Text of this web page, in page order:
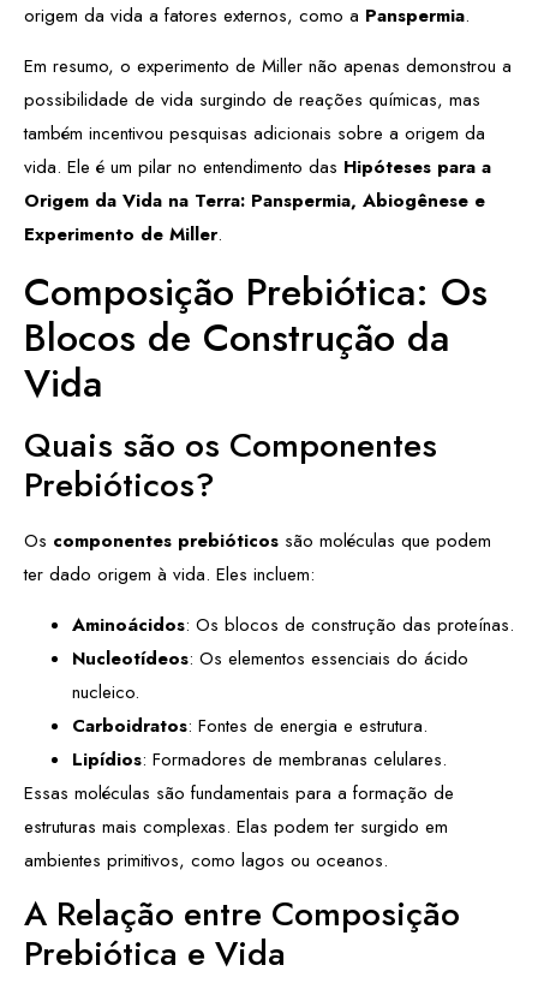
origem da vida a fatores externos, como a Panspermia.
Em resumo, o experimento de Miller não apenas demonstrou a
possibilidade de vida surgindo de reações químicas, mas
também incentivou pesquisas adicionais sobre a origem da
vida. Ele é um pilar no entendimento das Hipóteses para a
Origem da Vida na Terra: Panspermia, Abiogênese e
Experimento de Miller.
Composição Prebiótica: Os
Blocos de Construção da
Vida
Quais são os Componentes
Prebióticos?
Os componentes prebióticos são moléculas que podem
ter dado origem à vida. Eles incluem:
Aminoácidos: Os blocos de construção das proteínas.
Nucleotídeos: Os elementos essenciais do ácido
nucleico.
Carboidratos: Fontes de energia e estrutura.
Lipídios: Formadores de membranas celulares.
Essas moléculas são fundamentais para a formação de
estruturas mais complexas. Elas podem ter surgido em
ambientes primitivos, como lagos ou oceanos.
A Relação entre Composição
Prebiótica e Vida